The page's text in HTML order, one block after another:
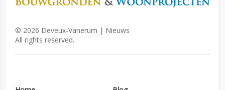
© 2026 Deveux-Vanerum | Nieuws
All rights reserved.